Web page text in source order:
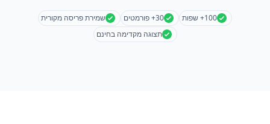
100+ שפות 30+ פורמטים
שמירת פריסה מקורית
תצוגה מקדימה בחינם